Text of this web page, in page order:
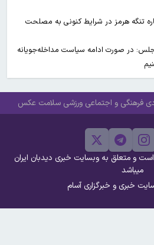
تنگه هرمز در شرایط کنونی به مصلحت
در صورت ادامه سیاست مداخله‌جویانه
فرهنگی و اجتماعی ورزشی سلامت عکس
و متعلق به وبسایت خبری دیدبان ایران
میباشد
خبری و خبرگزاری آسام